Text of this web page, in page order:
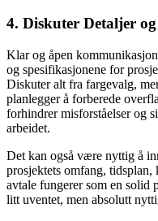
4. Diskuter Detaljer
Klar og åpen
og spesifikasjonene for
Diskuter alt fra fargevalg,
planlegger å forberede
forhindrer misforståelser og
arbeidet.
Det kan også være nyttig å
prosjektets omfang,
avtale fungerer som en solid
litt uventet, men absolutt